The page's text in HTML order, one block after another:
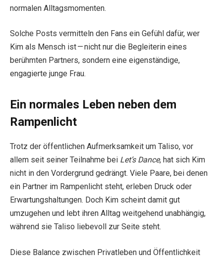
normalen Alltagsmomenten.
Solche Posts vermitteln den Fans ein Gefühl dafür, wer
Kim als Mensch ist — nicht nur die Begleiterin eines
berühmten Partners, sondern eine eigenständige,
engagierte junge Frau.
Ein normales Leben neben dem
Rampenlicht
Trotz der öffentlichen Aufmerksamkeit um Taliso, vor
allem seit seiner Teilnahme bei Let’s Dance, hat sich Kim
nicht in den Vordergrund gedrängt. Viele Paare, bei denen
ein Partner im Rampenlicht steht, erleben Druck oder
Erwartungshaltungen. Doch Kim scheint damit gut
umzugehen und lebt ihren Alltag weitgehend unabhängig,
während sie Taliso liebevoll zur Seite steht.
Diese Balance zwischen Privatleben und Öffentlichkeit